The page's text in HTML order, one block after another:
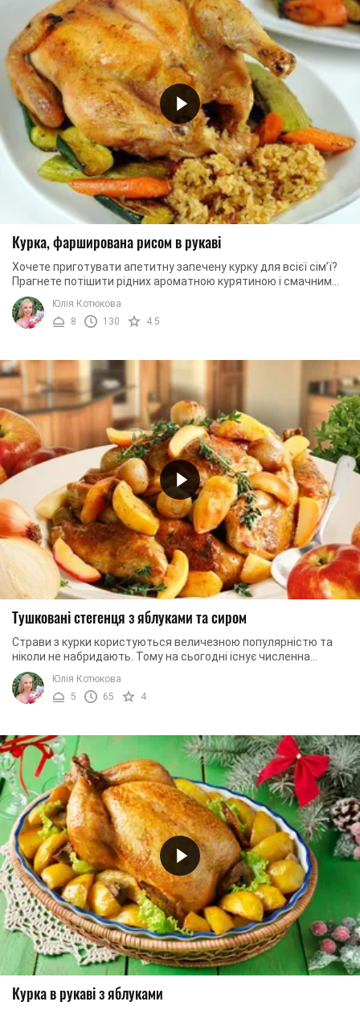
Курка, фарширована рисом в рукаві
Хочете приготувати апетитну запечену курку для всієї сім’ї?
Прагнете потішити рідних ароматною курятиною і смачним
гарніром? Тоді цей рецепт для вас, ...
Юлія Котюкова
8
130 4.5
Тушковані стегенця з яблуками та сиром
Страви з курки користуються величезною популярністю та
ніколи не набридають. Тому на сьогодні існує численна
кількість різноманітних страв. ...
Юлія Котюкова
5
65 4
Курка в рукаві з яблуками